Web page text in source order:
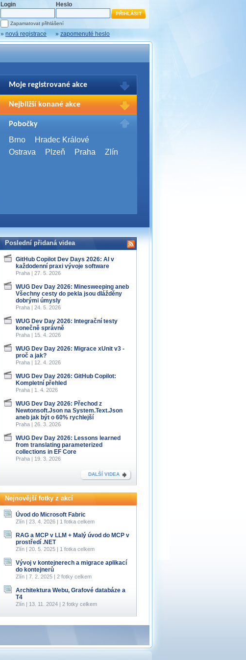
Login Heslo
Zapamatovat přihlášení
» nová registrace » zapomenuté heslo
Moje registrované akce
Pro zobrazení Vašich registrací na akce
se prosím přihlašte.
Nejbližší konané akce
WUG Days 2026
4. 9. 2026,Brno
SQL Server Bootcamp 2026
Pobočky
Brno
Hradec Králové
Ostrava
Plzeň Praha Zlín
Poslední přidaná videa
GitHub Copilot Dev Days 2026: AI v
každodenní praxi vývoje software
Praha | 27. 5. 2026
WUG Dev Day 2026: Minesweeping aneb
Všechny cesty do pekla jsou dlážděny
dobrými úmysly
Praha | 24. 5. 2026
WUG Dev Day 2026: Integrační testy
konečně správně
Praha | 15. 4. 2026
WUG Dev Day 2026: Migrace xUnit v3 -
proč a jak?
Praha | 12. 4. 2026
WUG Dev Day 2026: GitHub Copilot:
Kompletní přehled
Praha | 1. 4. 2026
WUG Dev Day 2026: Přechod z
Newtonsoft.Json na System.Text.Json
aneb jak být o 60% rychlejší
Praha | 26. 3. 2026
WUG Dev Day 2026: Lessons learned
from translating parameterized
collections in EF Core
Praha | 19. 3. 2026
DALŠÍ VIDEA
Nejnovější fotky z akcí
Úvod do Microsoft Fabric
Zlín | 23. 4. 2026 | 1 fotka celkem
RAG a MCP v LLM + Malý úvod do MCP v
prostředí .NET
Zlín | 20. 5. 2025 | 1 fotka celkem
Vývoj v kontejnerech a migrace aplikací
do kontejnerů
Zlín | 7. 2. 2025 | 2 fotky celkem
Architektura Webu, Grafové databáze a
T4
Zlín | 13. 11. 2024 | 2 fotky celkem